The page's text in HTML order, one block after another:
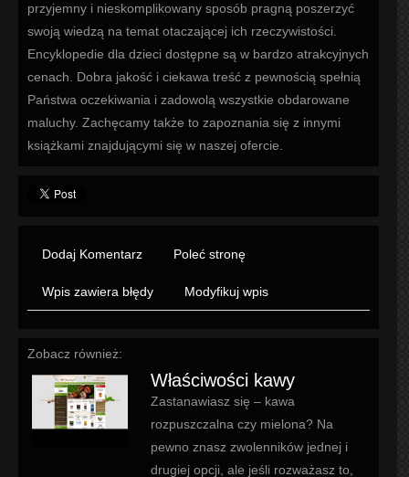
przyjemny i nieskomplikowany sposób pragną poszerzyć
swoją wiedzą na temat otaczającej ich rzeczywistości.
Encyklopedie dla dzieci dostępne są w bardzo atrakcyjnych
cenach. Dobra jakość i ciekawa treść z pewnością spełnią
Państwa oczekiwania i zadowolą wszystkie obdarowane
maluchy. Zachęcamy także to zapoznania się z innymi
książkami znajdującymi się w naszej ofercie.
Dodaj Komentarz Poleć stronę
Wpis zawiera błędy Modyfikuj wpis
Zobacz również:
Właściwości kawy
Zastanawiasz się – kawa
rozpuszczalna czy mielona? Na
pewno znasz zwolenników jednej i
drugiej opcji, ale jeśli rozważasz to,